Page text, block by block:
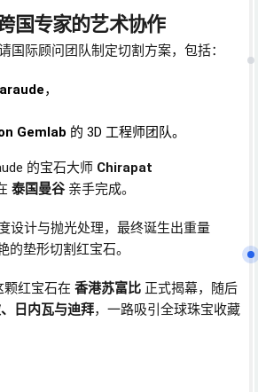
国专家的艺术协作
国际顾问团队制定切割方案，包括：
，
Gemlab 的 3D 工程师团队。
的宝石大师 Chirapat
泰国曼谷亲手完成。
设计与抛光处理，最终诞生出重量
的垫形切割红宝石。
颗红宝石在 香港苏富比 正式揭幕，随后
日内瓦与迪拜，一路吸引全球珠宝收藏